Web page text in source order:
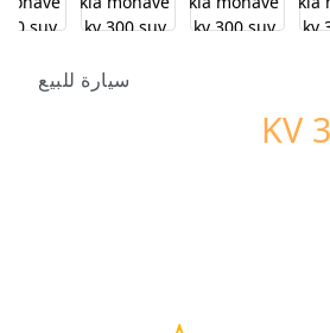
سيارة للبيع